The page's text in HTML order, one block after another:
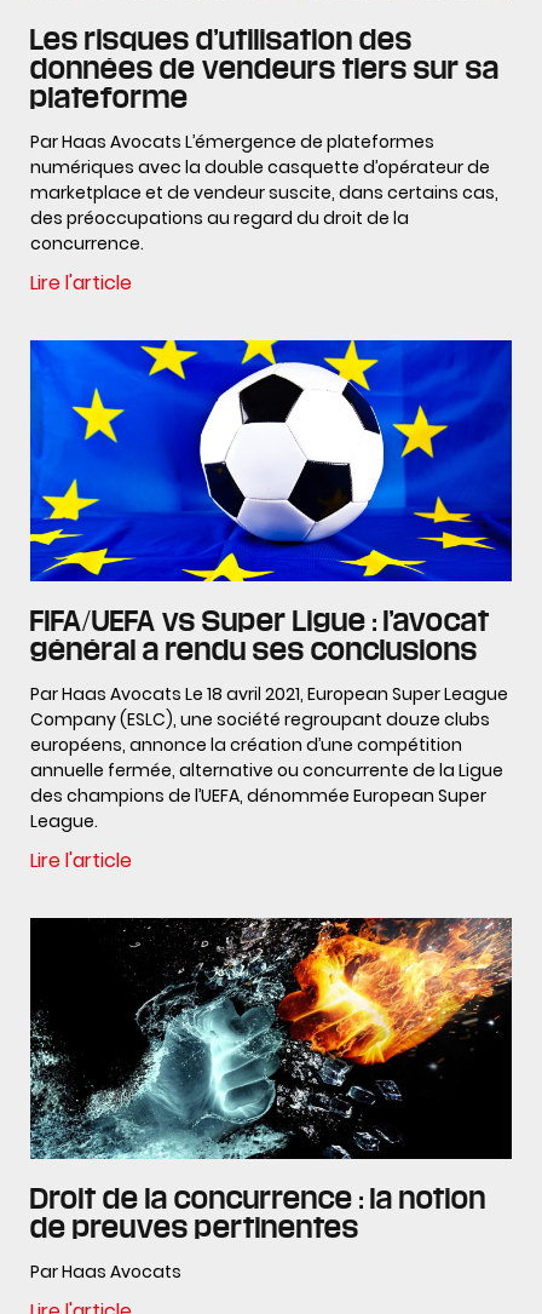
Les risques d’utilisation des
données de vendeurs tiers sur sa
plateforme
Par Haas Avocats L’émergence de plateformes
numériques avec la double casquette d’opérateur de
marketplace et de vendeur suscite, dans certains cas,
des préoccupations au regard du droit de la
concurrence.
Lire l'article
FIFA/UEFA vs Super Ligue : l’avocat
général a rendu ses conclusions
Par Haas Avocats Le 18 avril 2021, European Super League
Company (ESLC), une société regroupant douze clubs
européens, annonce la création d’une compétition
annuelle fermée, alternative ou concurrente de la Ligue
des champions de l’UEFA, dénommée European Super
League.
Lire l'article
Droit de la concurrence : la notion
de preuves pertinentes
Par Haas Avocats